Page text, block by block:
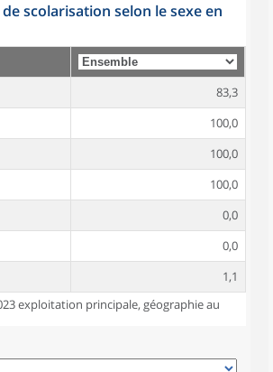
de scolarisation selon le sexe en
83,3
100,0
100,0
100,0
0,0
0,0
1,1
exploitation principale, géographie au